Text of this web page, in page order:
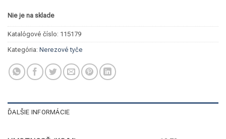
Nie je na sklade
Katalógové číslo: 115179
Kategória: Nerezové tyče
ĎALŠIE INFORMÁCIE